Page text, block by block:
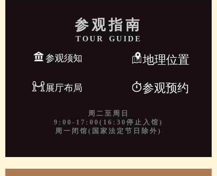
参观指南
TOUR GUIDE
参观须知 地理位置
展厅布局 参观预约
周二至周日
9:00-17:00(16:30停止入馆)
周一闭馆(国家法定节日除外)